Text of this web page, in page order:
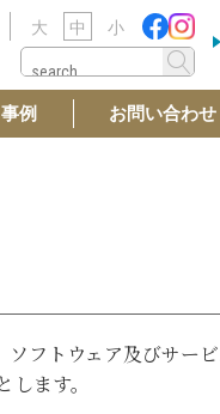
大 中 小
例 お問い合わせ
フトウェア及びサー
ます。